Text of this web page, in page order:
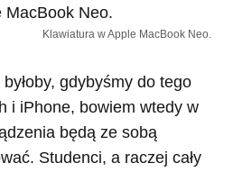
Klawiatura w Apple MacBook Neo.
gdybyśmy do tego
i iPhone, bowiem wtedy w
będą ze sobą
Studenci, a raczej cały